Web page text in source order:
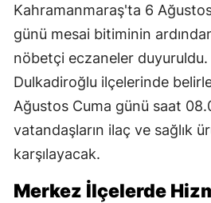
Kahramanmaraş'ta 6
günü mesai bitiminin
nöbetçi eczaneler
Dulkadiroğlu ilçelerinde
Ağustos Cuma günü saat
vatandaşların ilaç ve sağlık
karşılayacak.
Merkez İlçelerde